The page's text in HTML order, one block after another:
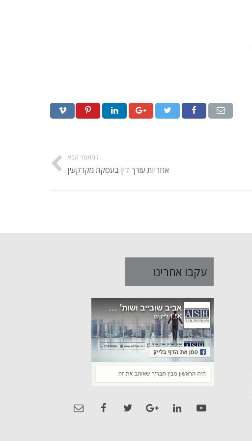
למאמר הבא
אחריות עורך דין בעסקת מקרקעין
עקבו אחרינו